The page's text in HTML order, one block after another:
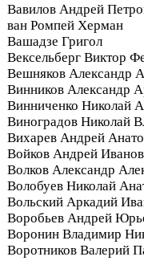
Вавилов Андрей
ван Ромпей Херман
Вашадзе Григол
Вексельберг Виктор
Вешняков Александр
Винников Александр
Винниченко Николай
Виноградов Николай
Вихарев Андрей
Войков Андрей
Волков Александр
Волобуев Николай
Вольский Аркадий
Воробьев Андрей
Воронин Владимир
Воротников Валерий